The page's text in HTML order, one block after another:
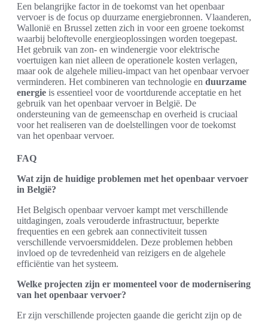
Een belangrijke factor in de toekomst van het openbaar
vervoer is de focus op duurzame energiebronnen. Vlaanderen,
Wallonië en Brussel zetten zich in voor een groene toekomst
waarbij beloftevolle energieoplossingen worden toegepast.
Het gebruik van zon- en windenergie voor elektrische
voertuigen kan niet alleen de operationele kosten verlagen,
maar ook de algehele milieu-impact van het openbaar vervoer
verminderen. Het combineren van technologie en duurzame
energie is essentieel voor de voortdurende acceptatie en het
gebruik van het openbaar vervoer in België. De
ondersteuning van de gemeenschap en overheid is cruciaal
voor het realiseren van de doelstellingen voor de toekomst
van het openbaar vervoer.
FAQ
Wat zijn de huidige problemen met het openbaar vervoer
in België?
Het Belgisch openbaar vervoer kampt met verschillende
uitdagingen, zoals verouderde infrastructuur, beperkte
frequenties en een gebrek aan connectiviteit tussen
verschillende vervoersmiddelen. Deze problemen hebben
invloed op de tevredenheid van reizigers en de algehele
efficiëntie van het systeem.
Welke projecten zijn er momenteel voor de modernisering
van het openbaar vervoer?
Er zijn verschillende projecten gaande die gericht zijn op de